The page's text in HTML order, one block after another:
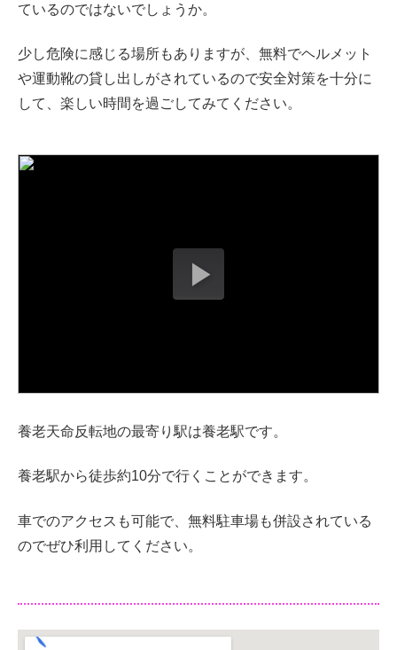
ているのではないでしょうか。
少し危険に感じる場所もありますが、無料でヘルメット
や運動靴の貸し出しがされているので安全対策を十分に
して、楽しい時間を過ごしてみてください。
養老天命反転地の最寄り駅は養老駅です。
養老駅から徒歩約10分で行くことができます。
車でのアクセスも可能で、無料駐車場も併設されている
のでぜひ利用してください。